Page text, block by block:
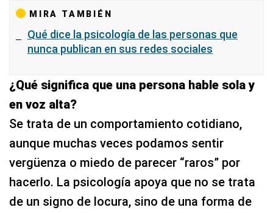
MIRA TAMBIÉN
Qué dice la psicología de las personas que
nunca publican en sus redes sociales
¿Qué significa que una persona hable sola y
en voz alta?
Se trata de un comportamiento cotidiano,
aunque muchas veces podamos sentir
vergüenza o miedo de parecer “raros” por
hacerlo. La psicología apoya que no se trata
de un signo de locura, sino de una forma de